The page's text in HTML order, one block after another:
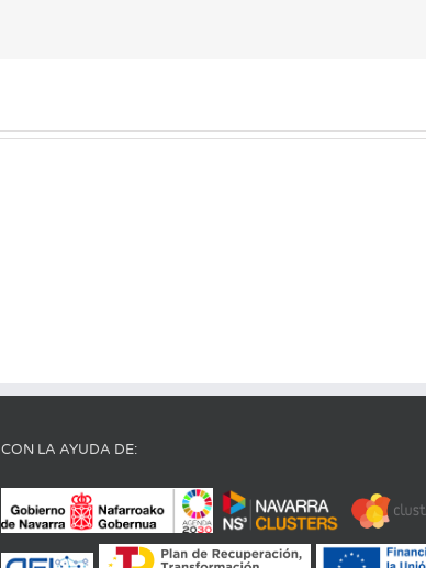
CON LA AYUDA DE: